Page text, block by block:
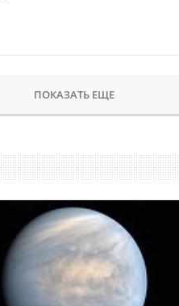
ПОКАЗАТЬ ЕЩЕ